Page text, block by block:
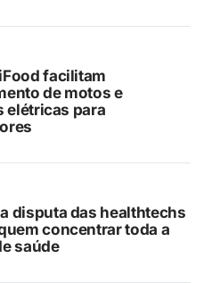
facilitam
de motos e
elétricas para
disputa das healthtechs
concentrar toda a
saúde